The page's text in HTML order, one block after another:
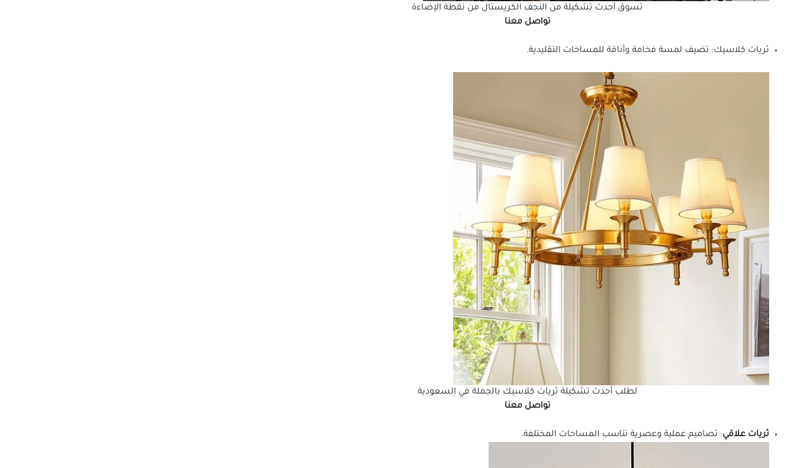
تسوق أحدث تشكيلة من النجف الكريستال من نقطة الإضاءة
تواصل معنا
ثريات كلاسيك: تضيف لمسة فخامة وأناقة للمساحات التقليدية.
لطلب أحدث تشكيلة ثريات كلاسيك بالجملة في السعودية
تواصل معنا
ثريات علاقي: تصاميم عملية وعصرية تناسب المساحات المختلفة.